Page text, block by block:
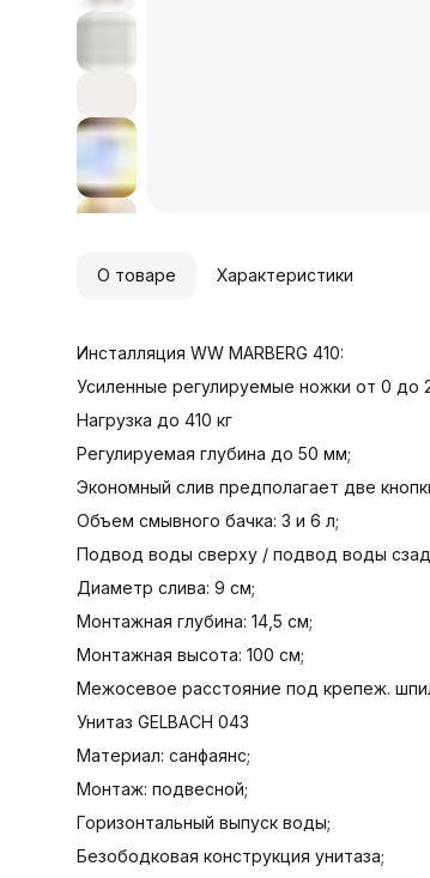
О товаре Характеристики
Инсталляция WW MARBERG 410:
Усиленные регулируемые ножки от 0 до
Нагрузка до 410 кг
Регулируемая глубина до 50 мм;
Экономный слив предполагает две
Объем смывного бачка: 3 и 6 л;
Подвод воды сверху / подвод воды
Диаметр слива: 9 см;
Монтажная глубина: 14,5 см;
Монтажная высота: 100 см;
Межосевое расстояние под крепеж.
Унитаз GELBACH 043
Материал: санфаянс;
Монтаж: подвесной;
Горизонтальный выпуск воды;
Безободковая конструкция унитаза;